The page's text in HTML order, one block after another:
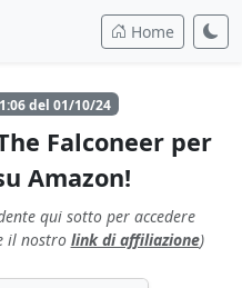
Home
del 01/10/24
Falconeer per
Amazon!
qui sotto per accedere
il nostro link di affiliazione)